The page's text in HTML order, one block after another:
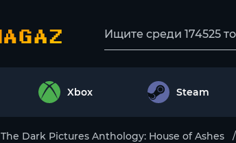
Xbox Steam
The Dark Pictures Anthology: House of Ashes